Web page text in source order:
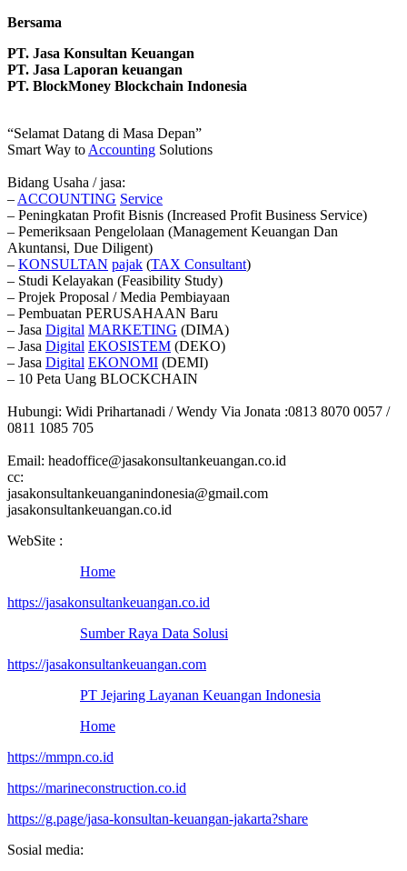
Bersama
PT. Jasa Konsultan Keuangan
PT. Jasa Laporan keuangan
PT. BlockMoney Blockchain Indonesia
“Selamat Datang di Masa Depan”
Smart Way to Accounting Solutions
Bidang Usaha / jasa:
– ACCOUNTING Service
– Peningkatan Profit Bisnis (Increased Profit Business Service)
– Pemeriksaan Pengelolaan (Management Keuangan Dan
Akuntansi, Due Diligent)
– KONSULTAN pajak (TAX Consultant)
– Studi Kelayakan (Feasibility Study)
– Projek Proposal / Media Pembiayaan
– Pembuatan PERUSAHAAN Baru
– Jasa Digital MARKETING (DIMA)
– Jasa Digital EKOSISTEM (DEKO)
– Jasa Digital EKONOMI (DEMI)
– 10 Peta Uang BLOCKCHAIN
Hubungi: Widi Prihartanadi / Wendy Via Jonata :0813 8070 0057 /
0811 1085 705
Email: headoffice@jasakonsultankeuangan.co.id
cc:
jasakonsultankeuanganindonesia@gmail.com
jasakonsultankeuangan.co.id
WebSite :
Home
https://jasakonsultankeuangan.co.id
Sumber Raya Data Solusi
https://jasakonsultankeuangan.com
PT Jejaring Layanan Keuangan Indonesia
Home
https://mmpn.co.id
https://marineconstruction.co.id
https://g.page/jasa-konsultan-keuangan-jakarta?share
Sosial media: